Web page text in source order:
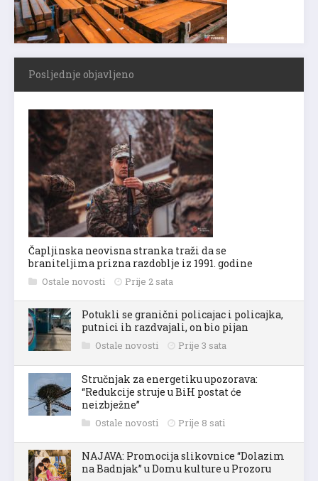
Posljednje objavljeno
Čapljinska neovisna stranka traži da se
braniteljima prizna razdoblje iz 1991. godine
Ostale novosti Prije 2 sata
Potukli se granični policajac i policajka,
putnici ih razdvajali, on bio pijan
Ostale novosti Prije 3 sata
Stručnjak za energetiku upozorava:
“Redukcije struje u BiH postat će
neizbježne”
Ostale novosti Prije 8 sati
NAJAVA: Promocija slikovnice “Dolazim
na Badnjak” u Domu kulture u Prozoru